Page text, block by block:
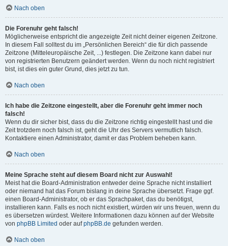
Nach oben
Die Forenuhr geht falsch!
Möglicherweise entspricht die angezeigte Zeit nicht deiner eigenen Zeitzone.
In diesem Fall solltest du im „Persönlichen Bereich“ die für dich passende
Zeitzone (Mitteleuropäische Zeit, ...) festlegen. Die Zeitzone kann dabei nur
von registrierten Benutzern geändert werden. Wenn du noch nicht registriert
bist, ist dies ein guter Grund, dies jetzt zu tun.
Nach oben
Ich habe die Zeitzone eingestellt, aber die Forenuhr geht immer noch
falsch!
Wenn du dir sicher bist, dass du die Zeitzone richtig eingestellt hast und die
Zeit trotzdem noch falsch ist, geht die Uhr des Servers vermutlich falsch.
Kontaktiere einen Administrator, damit er das Problem beheben kann.
Nach oben
Meine Sprache steht auf diesem Board nicht zur Auswahl!
Meist hat die Board-Administration entweder deine Sprache nicht installiert
oder niemand hat das Forum bislang in deine Sprache übersetzt. Frage ggf.
einen Board-Administrator, ob er das Sprachpaket, das du benötigst,
installieren kann. Falls es noch nicht existiert, würden wir uns freuen, wenn du
es übersetzen würdest. Weitere Informationen dazu können auf der Website
von phpBB Limited oder aufphpBB.de gefunden werden.
Nach oben